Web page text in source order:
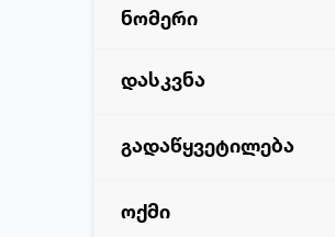
ნომერი
დასკვნა
გადაწყვეტილება
ოქმი